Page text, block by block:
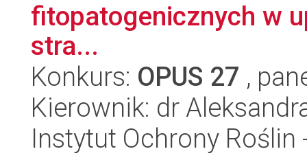
fitopatogenicznych w
stra...
Konkurs: OPUS 27 ,
Kierownik: dr
Instytut Ochrony